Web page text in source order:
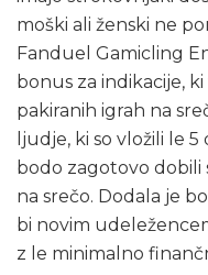
moški ali ženski ne
Fanduel Gamicling
bonus za indikacije,
pakiranih igrah na
ljudje, ki so vložili le
bodo zagotovo dobili
na srečo. Dodala je
bi novim
z le minimalno